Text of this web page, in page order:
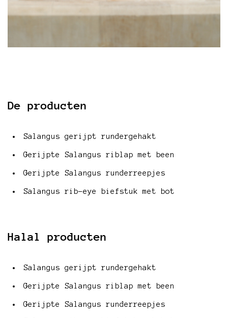
De producten
Salangus gerijpt rundergehakt
Gerijpte Salangus riblap met been
Gerijpte Salangus runderreepjes
Salangus rib-eye biefstuk met bot
Halal producten
Salangus gerijpt rundergehakt
Gerijpte Salangus riblap met been
Gerijpte Salangus runderreepjes